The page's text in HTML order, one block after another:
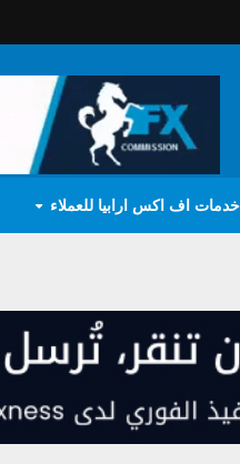
خدمات اف اكس ارابيا للعملاء